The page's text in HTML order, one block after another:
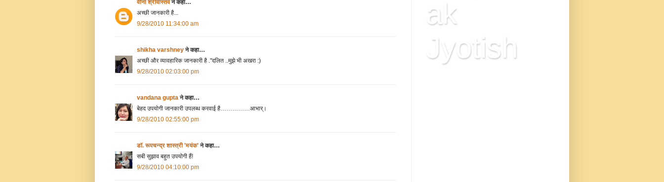
वीना श्रीवास्तवने कहा…
अच्छी जानकारी है...
9/28/2010 11:34:00 am
shikha varshney ने कहा…
अच्छी और व्यावहारिक जानकारी है ."दलित ..मुझे भी अखरा :)
9/28/2010 02:03:00 pm
vandana gupta ने कहा…
बेहद उपयोगी जानकारी उपलब्ध करवाई है……………आभार्।
9/28/2010 02:55:00 pm
डॉ. रूपचन्द्र शास्त्री 'मयंक' ने कहा…
सबी सुझाव बहुत उपयोगी हैं!
9/28/2010 04:10:00 pm
ak
Jyotish